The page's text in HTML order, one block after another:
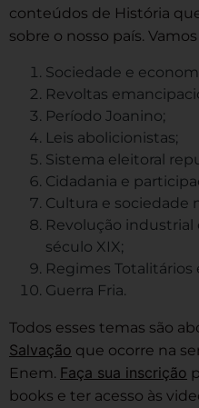
conteúdos de História
sobre o nosso país.
Sociedade e
Revoltas
Período Joanino;
Leis abolicionistas;
Sistema eleitoral
Cidadania e
Cultura e sociedade
Revolução industrial
século XIX;
Regimes Totalitários
Guerra Fria.
Todos esses temas são
Salvação que ocorre na
Enem. Faça sua inscrição
books e ter acesso às